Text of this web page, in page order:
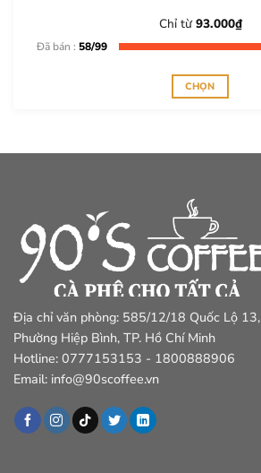
sản
phẩm
Chỉ từ93.000₫
Đã bán : 58/99
CHỌN
thể.
Các
tùy
chọn
có
thể
được
chọn
Địa chỉ văn phòng: 585/12/18 Quốc Lộ 13,
Phường Hiệp Bình, TP. Hồ Chí Minh
Hotline: 0777153153 - 1800888906
Email: info@90scoffee.vn